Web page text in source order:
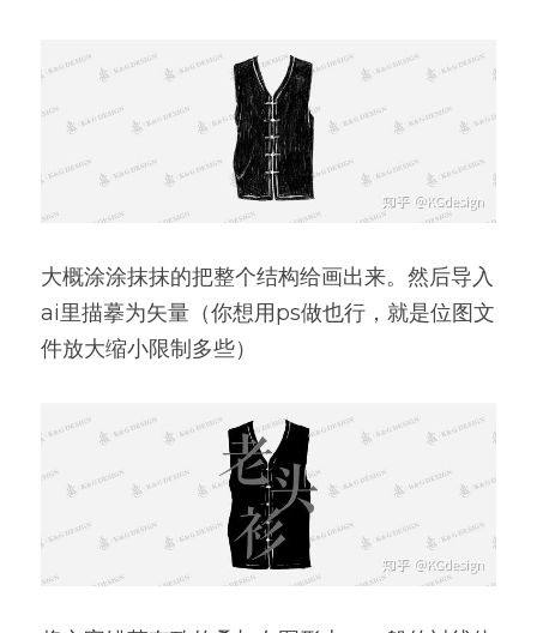
大概涂涂抹抹的把整个结构给画出来。然后导入
ai里描摹为矢量（你想用ps做也行，就是位图文
件放大缩小限制多些）